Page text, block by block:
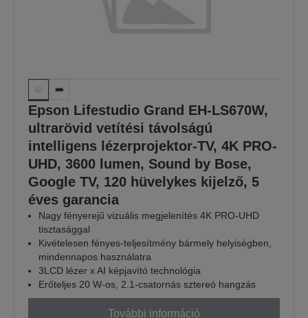
Epson Lifestudio Grand EH-LS670W,
ultrarövid vetítési távolságú
intelligens lézerprojektor-TV, 4K PRO-
UHD, 3600 lumen, Sound by Bose,
Google TV, 120 hüvelykes kijelző, 5
éves garancia
Nagy fényerejű vizuális megjelenítés 4K PRO-UHD
tisztasággal
Kivételesen fényes‑teljesítmény bármely helyiségben,
mindennapos használatra
3LCD lézer x AI képjavító technológia
Erőteljes 20 W-os, 2.1-csatornás sztereó hangzás
További információ